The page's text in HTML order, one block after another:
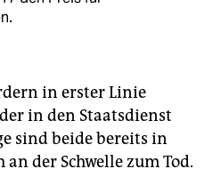
in erster Linie
in den Staatsdienst
sind beide bereits in
der Schwelle zum Tod.